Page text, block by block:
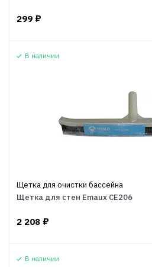
299 ₽
В наличии
Щетка для очистки бассейна
Щетка для стен Emaux CE206
2 208 ₽
В наличии